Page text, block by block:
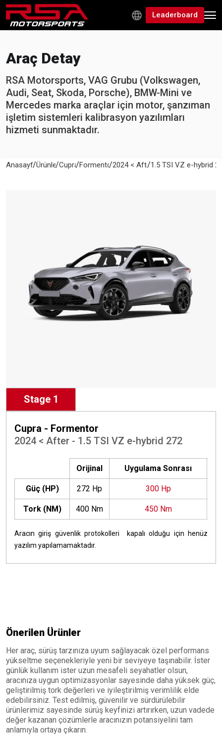
Leaderboard
Araç Detay
RSA Motorsports, VAG Grubu (Volkswagen,
Audi, Seat, Skoda, Porsche), BMW-Mini ve
Mercedes marka araçlar için motor, şanzıman
işletim sistemleri kalibrasyon yazılımları
hizmeti sunmaktadır.
Anasayfa
/Ürünler
/Cupra
/Formentor
/2024 < After
/1.5 TSI VZ e-hybrid
Stage 1
Cupra - Formentor
2024 < After - 1.5 TSI VZ e-hybrid 272
Orijinal Uygulama Sonrası
Güç (HP) 272 Hp 300 Hp
Tork (NM) 400 Nm 450 Nm
Aracın giriş güvenlik protokolleri kapalı olduğu için henüz
yazılım yapılamamaktadır.
Önerilen Ürünler
Her araç, sürüş tarzınıza uyum sağlayacak özel performans
yükseltme seçenekleriyle yeni bir seviyeye taşınabilir. İster
günlük kullanım ister uzun mesafeli seyahatler olsun,
aracınıza uygun optimizasyonlar sayesinde daha yüksek güç,
geliştirilmiş tork değerleri ve iyileştirilmiş verimlilik elde
edebilirsiniz. Test edilmiş, güvenilir ve sürdürülebilir
ürünlerimiz sayesinde sürüş keyfinizi artırırken, uzun vadede
değer kazanan çözümlerle aracınızın potansiyelini tam
anlamıyla ortaya çıkarın.